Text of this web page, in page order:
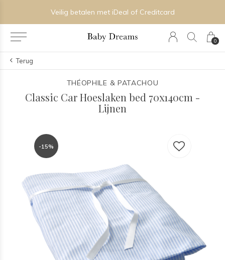
0
Veilig betalen met iDeal of Creditcard
Terug
THÉOPHILE & PATACHOU
Classic Car Hoeslaken bed 70x140cm -
Lijnen
-15%